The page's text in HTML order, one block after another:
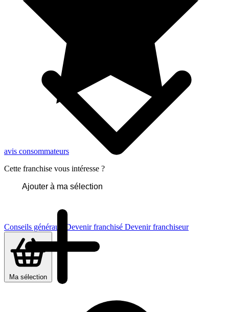
Conseils généraux Devenir franchisé Devenir franchiseur
Ma sélection
avis consommateurs
Cette franchise vous intéresse ?
Ajouter à ma sélection